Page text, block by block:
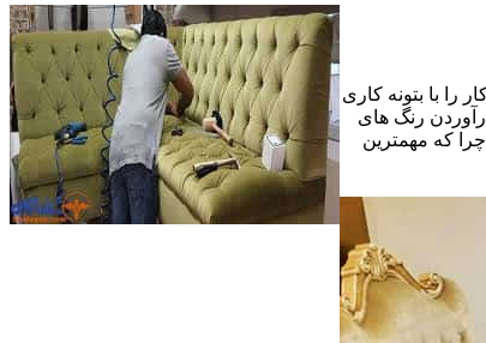
را با بتونه کاری
رنگ های
که مهمترین